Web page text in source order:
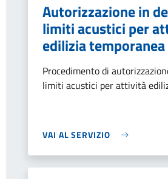
Autorizzazione in
limiti acustici per
edilizia temporanea
Procedimento di
limiti acustici per attività
VAI AL SERVIZIO